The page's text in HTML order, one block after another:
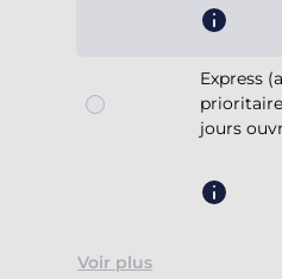
Express
jours
Voir plus